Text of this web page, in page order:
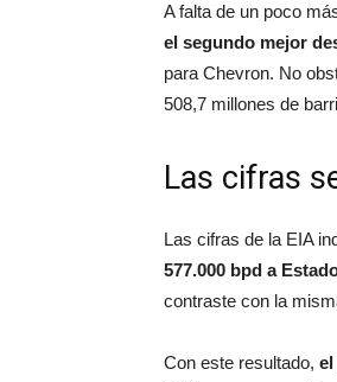
A falta de un poco
el segundo mejor
para Chevron. No
508,7 millones de
Las cifras
Las cifras de la EIA
577.000 bpd a
contraste con la
Con este resultado, el